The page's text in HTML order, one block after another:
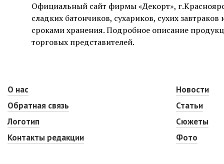
Официальный сайт фирмы «Декорт»,
сладких батончиков, сухариков, сухих
сроками хранения. Подробное описание
торговых представителей.
О нас
Обратная связь
Логотип
Контакты редакции
Новости
Статьи
Сюжеты
Фото